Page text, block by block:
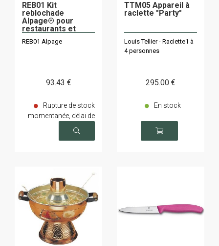
REB01 Kit
reblochade
Alpage® pour
restaurants et
particuliers
REB01 Alpage
93.43 €
Rupture de stock
momentanée, délai de
livraison sur demande
TTM05 Appareil à
raclette "Party"
Louis Tellier - Raclette1 à
4 personnes
295.00 €
En stock